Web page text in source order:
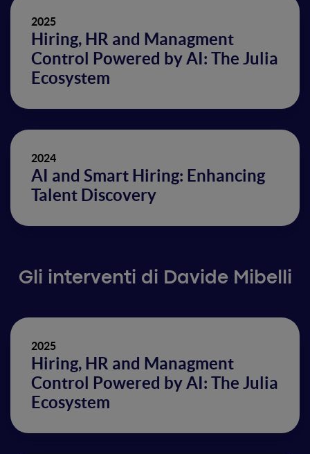
2025
Hiring, HR and Managment
Control Powered by AI: The Julia
Ecosystem
2024
AI and Smart Hiring: Enhancing
Talent Discovery
Gli interventi di Davide Mibelli
2025
Hiring, HR and Managment
Control Powered by AI: The Julia
Ecosystem